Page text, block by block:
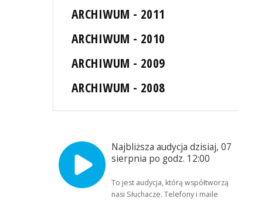
ARCHIWUM - 2011
ARCHIWUM - 2010
ARCHIWUM - 2009
ARCHIWUM - 2008
Najbliższa audycja dzisiaj, 07
sierpnia po godz. 12:00
To jest audycja, którą współtworzą
nasi Słuchacze. Telefony i maile